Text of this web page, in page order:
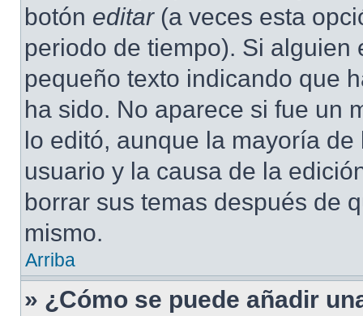
botón editar(a veces esta
periodo de tiempo). Si
pequeño texto indicando que
ha sido. No aparece si fue un
lo editó, aunque la mayoría
usuario y la causa de la
borrar sus temas después de
mismo.
Arriba
» ¿Cómo se puede añadir